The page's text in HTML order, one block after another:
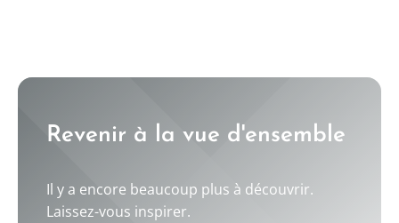
Revenir à la vue d'ensemble
Il y a encore beaucoup plus à découvrir.
Laissez-vous inspirer.